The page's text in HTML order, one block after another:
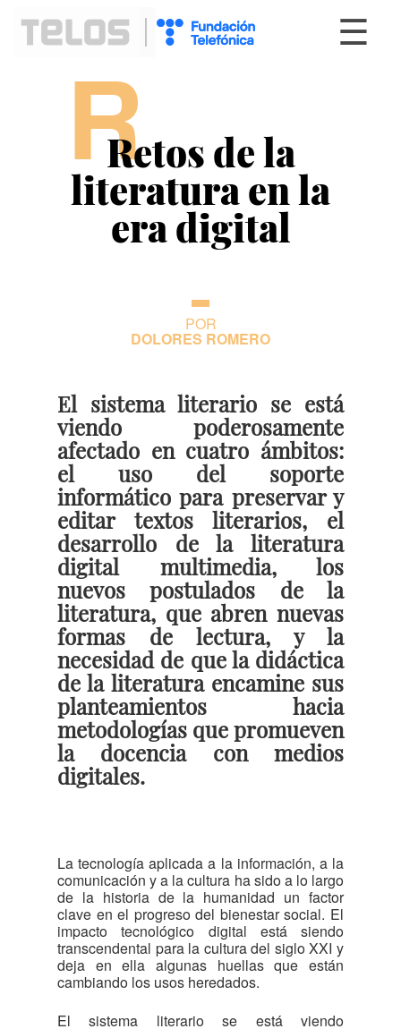
☰
RRetos de la
literatura en la
era digital
POR
DOLORES ROMERO
El sistema literario se está
viendo poderosamente
afectado en cuatro ámbitos:
el uso del soporte
informático para preservar y
editar textos literarios, el
desarrollo de la literatura
digital multimedia, los
nuevos postulados de la
literatura, que abren nuevas
formas de lectura, y la
necesidad de que la didáctica
de la literatura encamine sus
planteamientos hacia
metodologías que promueven
la docencia con medios
digitales.
La tecnología aplicada a la información, a la
comunicación y a la cultura ha sido a lo largo
de la historia de la humanidad un factor
clave en el progreso del bienestar social. El
impacto tecnológico digital está siendo
transcendental para la cultura del siglo XXI y
deja en ella algunas huellas que están
cambiando los usos heredados.
El sistema literario se está viendo